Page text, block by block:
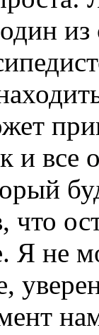
и все
что
Я не